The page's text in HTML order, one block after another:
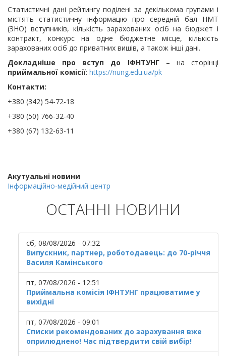
Статистичні дані рейтингу поділені за декількома групами і
містять статистичну інформацію про середній бал НМТ
(ЗНО) вступників, кількість зарахованих осіб на бюджет і
контракт, конкурс на одне бюджетне місце, кількість
зарахованих осіб до приватних вишів, а також інші дані.
Докладніше про вступ до ІФНТУНГ– на сторінці
приймальної комісії: https://nung.edu.ua/pk
Контакти:
+380 (342) 54-72-18
+380 (50) 766-32-40
+380 (67) 132-63-11
Акутуальні новини
Інформаційно-медійний центр
ОСТАННІ НОВИНИ
сб, 08/08/2026 - 07:32
Випускник, партнер, роботодавець: до 70-річчя
Василя Камінського
пт, 07/08/2026 - 12:51
Приймальна комісія ІФНТУНГ працюватиме у
вихідні
пт, 07/08/2026 - 09:01
Списки рекомендованих до зарахування вже
оприлюднено! Час підтвердити свій вибір!